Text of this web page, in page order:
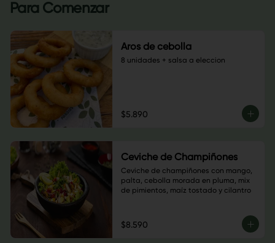
Para Comenzar
Aros de cebolla
8 unidades + salsa a eleccion
$5.890
Ceviche de Champiñones
Ceviche de champiñones con mango,
palta, cebolla morada en pluma, mix
de pimientos, maíz tostado y cilantro
$8.590